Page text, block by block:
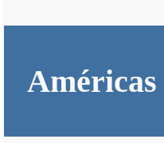
Américas